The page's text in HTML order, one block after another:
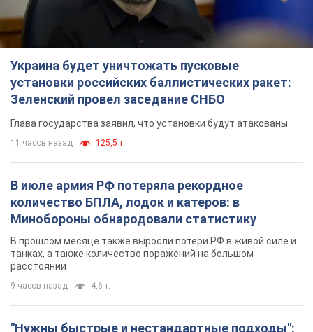
Украина будет уничтожать пусковые
установки российских баллистических ракет:
Зеленский провел заседание СНБО
Глава государства заявил, что установки будут атакованы
11 часов назад 125,5 т.
В июле армия РФ потеряла рекордное
количество БПЛА, лодок и катеров: в
Минобороны обнародовали статистику
В прошлом месяце также выросли потери РФ в живой силе и
танках, а также количество поражений на большом
расстоянии
9 часов назад 4,6 т.
"Нужны быстрые и нестандартные подходы":